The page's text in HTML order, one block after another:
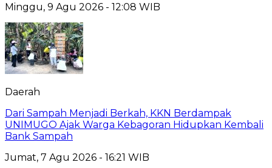
Minggu, 9 Agu 2026 - 12:08 WIB
Daerah
Dari Sampah Menjadi Berkah, KKN Berdampak
UNIMUGO Ajak Warga Kebagoran Hidupkan Kembali
Bank Sampah
Jumat, 7 Agu 2026 - 16:21 WIB